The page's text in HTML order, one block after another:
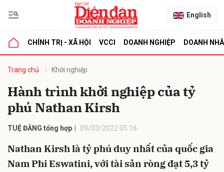
English
CHÍNH TRỊ - XÃ HỘI VCCI DOANH NGHIỆP DOANH
Trang chủ Khởi nghiệp
Hành trình khởi nghiệp của tỷ
phú Nathan Kirsh
TUỆ ĐĂNG tổng hợp 09/03/2022 05:16
Nathan Kirsh là tỷ phú duy nhất của quốc gia
Nam Phi Eswatini, với tài sản ròng đạt 5,3 tỷ
luận
Hủy